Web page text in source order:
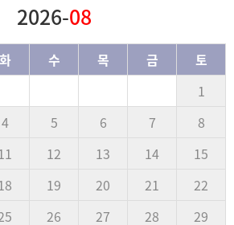
2026-08
화 수 목 금
토
1
4 5 6 7
8
11 12 13 14
15
18 19 20 21
22
26 27 28
29